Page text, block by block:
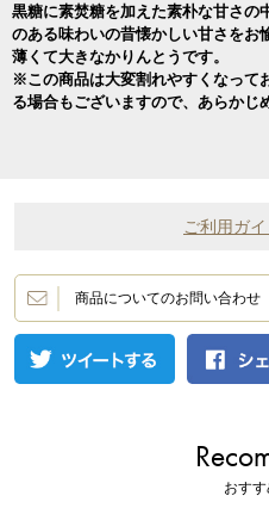
黒糖に素焚糖を加えた素朴な甘さの
のある味わいの昔懐かしい甘さをお
薄くて大きなかりんとうです。
※この商品は大変割れやすくなって
る場合もございますので、あらかじ
ご利用ガ
商品についてのお問い合わせ
おす